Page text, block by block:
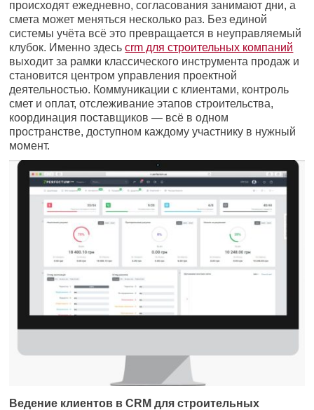
происходят ежедневно, согласования занимают дни, а
смета может меняться несколько раз. Без единой
системы учёта всё это превращается в неуправляемый
клубок. Именно здесьcrm для строительных компаний
выходит за рамки классического инструмента продаж и
становится центром управления проектной
деятельностью. Коммуникации с клиентами, контроль
смет и оплат, отслеживание этапов строительства,
координация поставщиков — всё в одном
пространстве, доступном каждому участнику в нужный
момент.
Ведение клиентов в CRM для строительных